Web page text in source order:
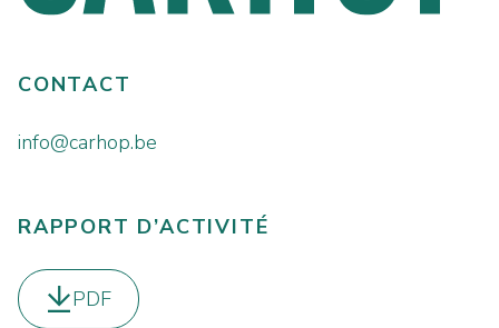
CONTACT
info@carhop.be
RAPPORT D’ACTIVITÉ
Télécharger le
PDF